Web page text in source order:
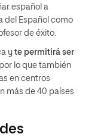
español a
del Español como
de éxito.
y te permitirá ser
lo que también
en centros
más de 40 países